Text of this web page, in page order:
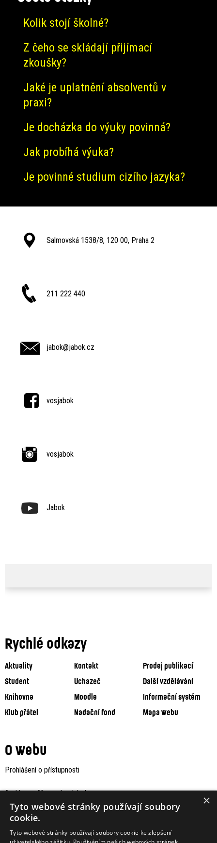
Kolik stojí školné?
Z čeho se skládají přijímací
zkoušky?
Jaké je uplatnění absolventů v
praxi?
Je docházka do výuky povinná?
Jak probíhá výuka?
Je povinné studium cizího jazyka?
Salmovská 1538/8, 120 00, Praha 2
211 222 440
jabok@jabok.cz
vosjabok
vosjabok
Jabok
Rychlé odkazy
Aktuality Kontakt
Prodej publikací
Student
Uchazeč
Další vzdělávání
Knihovna
Moodle
Informační systém
Klub přátel
Nadační fond Mapa webu
O webu
Prohlášení o přístupnosti
Archiv staršího webu Jaboku ×
Tyto webové stránky používají soubory
cookie.
Tyto webové stránky používají soubory cookie ke zlepšení